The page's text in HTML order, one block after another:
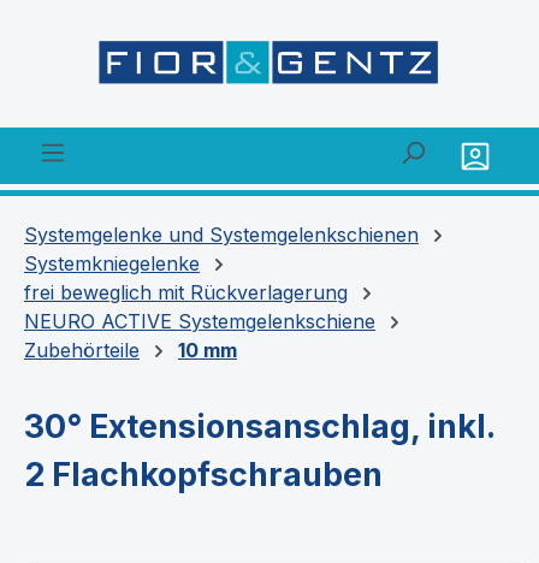
Systemgelenke und Systemgelenkschienen
Systemkniegelenke
frei beweglich mit Rückverlagerung
NEURO ACTIVE Systemgelenkschiene
Zubehörteile
10 mm
30° Extensionsanschlag, inkl.
2 Flachkopfschrauben